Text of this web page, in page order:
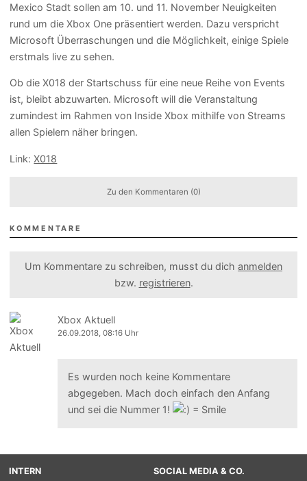
Mexico Stadt sollen am 10. und 11. November Neuigkeiten
rund um die Xbox One präsentiert werden. Dazu verspricht
Microsoft Überraschungen und die Möglichkeit, einige Spiele
erstmals live zu sehen.
Ob die X018 der Startschuss für eine neue Reihe von Events
ist, bleibt abzuwarten. Microsoft will die Veranstaltung
zumindest im Rahmen von Inside Xbox mithilfe von Streams
allen Spielern näher bringen.
Link:X018
Zu den Kommentaren (0)
KOMMENTARE
Um Kommentare zu schreiben, musst du dich anmelden
bzw. registrieren.
Xbox Aktuell
26.09.2018, 08:16 Uhr
Es wurden noch keine Kommentare
abgegeben. Mach doch einfach den Anfang
und sei die Nummer 1!
INTERN
SOCIAL MEDIA & CO.